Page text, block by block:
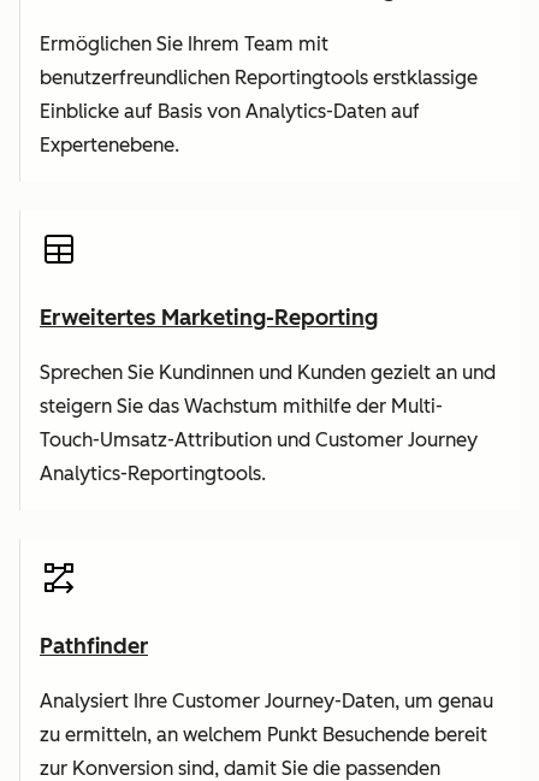
Ermöglichen Sie Ihrem Team mit
benutzerfreundlichen Reportingtools erstklassige
Einblicke auf Basis von Analytics-Daten auf
Expertenebene.
Erweitertes Marketing-Reporting
Sprechen Sie Kundinnen und Kunden gezielt an und
steigern Sie das Wachstum mithilfe der Multi-
Touch-Umsatz-Attribution und Customer Journey
Analytics-Reportingtools.
Pathfinder
Analysiert Ihre Customer Journey-Daten, um genau
zu ermitteln, an welchem Punkt Besuchende bereit
zur Konversion sind, damit Sie die passenden